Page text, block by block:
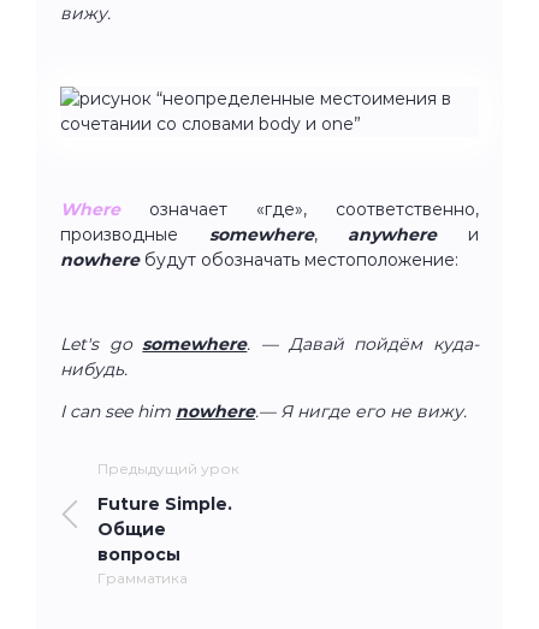
вижу.
Whereозначает «где», соответственно,
производные somewhere, anywhere и
nowhere будут обозначать местоположение:
Let's gosomewhere. — Давай пойдём куда-
нибудь.
I can see him nowhere.— Я нигде его не вижу.
Предыдущий урок
Future Simple.
Общие
вопросы
Грамматика